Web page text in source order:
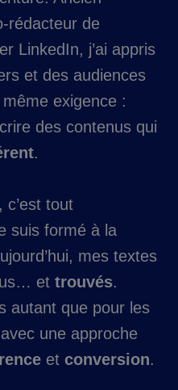
rédacteur de
LinkedIn, j’ai appris
et des audiences
exigence :
des contenus qui
.
c’est tout
suis formé à la
mes textes
et trouvés.
autant que pour les
une approche
et conversion.